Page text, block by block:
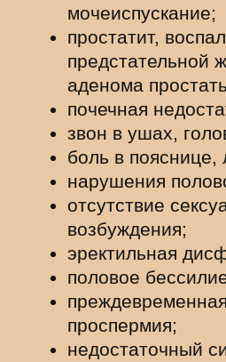
мочеиспускание;
простатит,
предстательной
аденома
почечная
звон в ушах,
боль в пояснице,
нарушения
отсутствие
возбуждения;
эректильная
половое
проспермия;
недостаточный